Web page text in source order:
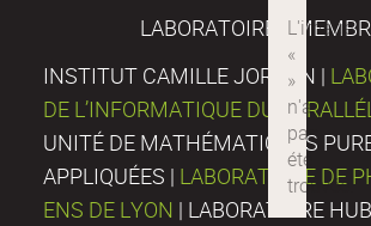
LABORATOIRES
INSTITUT CAMILLE JORDAN |
DE L’INFORMATIQUE DU
UNITÉ DE MATHÉMATIQUES
APPLIQUÉES | LABORATOIRE DE
ENS DE LYON | LABORATOIRE